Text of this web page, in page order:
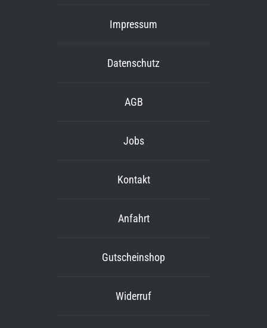
Impressum
Datenschutz
AGB
Jobs
Kontakt
Anfahrt
Gutscheinshop
Widerruf